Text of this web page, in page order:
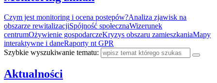
Czym jest monitoring i ocena postępów?Analiza zjawisk na
obszarze rewitalizacjiSpójność społecznaWizerunek
centrumOżywienie gospodarczeKryzys obszaru zamieszkaniaMapy
interaktywne i daneRaporty nt GPR
Szybkie wyszukiwanie tematu:
Aktualności